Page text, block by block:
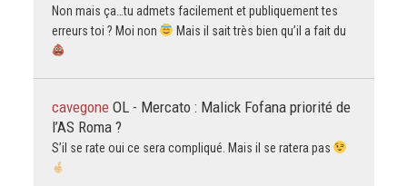
Non mais ça…tu admets facilement et publiquement tes
erreurs toi ? Moi non
Mais il sait très bien qu’il a fait du
cavegone OL - Mercato : Malick Fofana priorité de
l’AS Roma ?
S’il se rate oui ce sera compliqué. Mais il se ratera pas